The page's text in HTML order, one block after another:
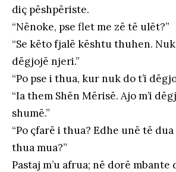
diç pëshpëriste.
“Nënoke, pse flet me zë të ulët?”
“Se këto fjalë kështu thuhen.
dëgjojë njeri.”
“Po pse i thua, kur nuk do t’i
“Ia them Shën Mërisë. Ajo m’i
shumë.”
“Po çfarë i thua? Edhe unë të dua
thua mua?”
Pastaj m’u afrua; në dorë mbante